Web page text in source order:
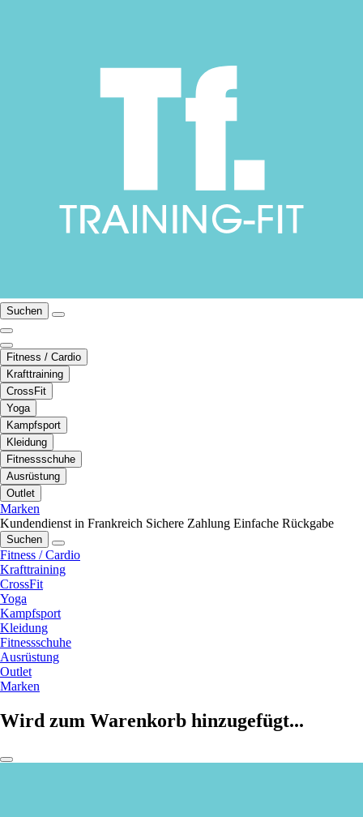
Suchen
Fitness / Cardio
Krafttraining
CrossFit
Yoga
Kampfsport
Kleidung
Fitnessschuhe
Ausrüstung
Outlet
Marken
Kundendienst in Frankreich Sichere Zahlung Einfache Rückgabe
Suchen
Fitness / Cardio
Krafttraining
CrossFit
Yoga
Kampfsport
Kleidung
Fitnessschuhe
Ausrüstung
Outlet
Marken
Wird zum Warenkorb hinzugefügt...